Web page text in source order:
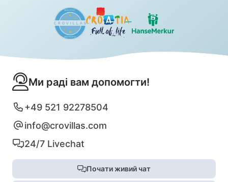
Ми раді вам допомогти!
+49 521 92278504
info@crovillas.com
24/7 Livechat
Почати живий чат